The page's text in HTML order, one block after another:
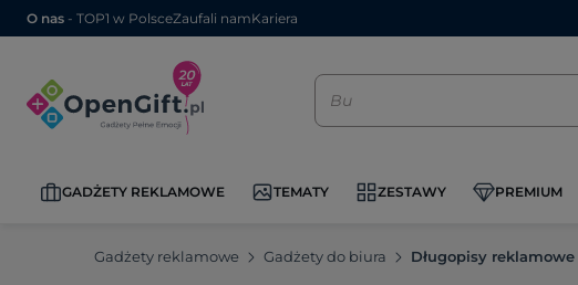
O nas - TOP1 w PolsceZaufali namKariera
GADŻETY REKLAMOWE TEMATY ZESTAWY PREMIUM
Gadżety reklamowe Gadżety do biura Długopisy reklamowe